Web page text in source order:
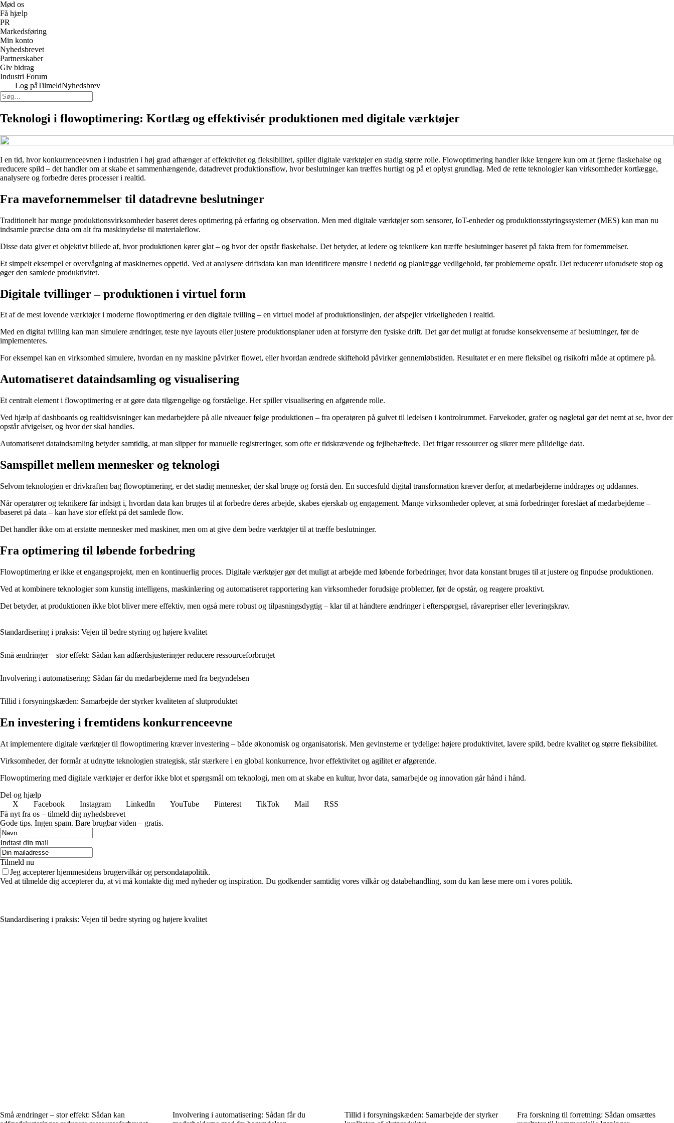
Mød os
Få hjælp
PR
Markedsføring
Min konto
Nyhedsbrevet
Partnerskaber
Giv bidrag
Industri Forum
Log påTilmeldNyhedsbrev
Teknologi i flowoptimering: Kortlæg og effektivisér produktionen med digitale værktøjer
I en tid, hvor konkurrenceevnen i industrien i høj grad afhænger af effektivitet og fleksibilitet, spiller digitale værktøjer en stadig større rolle. Flowoptimering handler ikke længere kun om at fjerne flaskehalse og
reducere spild – det handler om at skabe et sammenhængende, datadrevet produktionsflow, hvor beslutninger kan træffes hurtigt og på et oplyst grundlag. Med de rette teknologier kan virksomheder kortlægge,
analysere og forbedre deres processer i realtid.
Fra mavefornemmelser til datadrevne beslutninger
Traditionelt har mange produktionsvirksomheder baseret deres optimering på erfaring og observation. Men med digitale værktøjer som sensorer, IoT-enheder og produktionsstyringssystemer (MES) kan man nu
indsamle præcise data om alt fra maskinydelse til materialeflow.
Disse data giver et objektivt billede af, hvor produktionen kører glat – og hvor der opstår flaskehalse. Det betyder, at ledere og teknikere kan træffe beslutninger baseret på fakta frem for fornemmelser.
Et simpelt eksempel er overvågning af maskinernes oppetid. Ved at analysere driftsdata kan man identificere mønstre i nedetid og planlægge vedligehold, før problemerne opstår. Det reducerer uforudsete stop og
øger den samlede produktivitet.
Digitale tvillinger – produktionen i virtuel form
Et af de mest lovende værktøjer i moderne flowoptimering er den digitale tvilling – en virtuel model af produktionslinjen, der afspejler virkeligheden i realtid.
Med en digital tvilling kan man simulere ændringer, teste nye layouts eller justere produktionsplaner uden at forstyrre den fysiske drift. Det gør det muligt at forudse konsekvenserne af beslutninger, før de
implementeres.
For eksempel kan en virksomhed simulere, hvordan en ny maskine påvirker flowet, eller hvordan ændrede skiftehold påvirker gennemløbstiden. Resultatet er en mere fleksibel og risikofri måde at optimere på.
Automatiseret dataindsamling og visualisering
Et centralt element i flowoptimering er at gøre data tilgængelige og forståelige. Her spiller visualisering en afgørende rolle.
Ved hjælp af dashboards og realtidsvisninger kan medarbejdere på alle niveauer følge produktionen – fra operatøren på gulvet til ledelsen i kontrolrummet. Farvekoder, grafer og nøgletal gør det nemt at se, hvor der
opstår afvigelser, og hvor der skal handles.
Automatiseret dataindsamling betyder samtidig, at man slipper for manuelle registreringer, som ofte er tidskrævende og fejlbehæftede. Det frigør ressourcer og sikrer mere pålidelige data.
Samspillet mellem mennesker og teknologi
Selvom teknologien er drivkraften bag flowoptimering, er det stadig mennesker, der skal bruge og forstå den. En succesfuld digital transformation kræver derfor, at medarbejderne inddrages og uddannes.
Når operatører og teknikere får indsigt i, hvordan data kan bruges til at forbedre deres arbejde, skabes ejerskab og engagement. Mange virksomheder oplever, at små forbedringer foreslået af medarbejderne –
baseret på data – kan have stor effekt på det samlede flow.
Det handler ikke om at erstatte mennesker med maskiner, men om at give dem bedre værktøjer til at træffe beslutninger.
Fra optimering til løbende forbedring
Flowoptimering er ikke et engangsprojekt, men en kontinuerlig proces. Digitale værktøjer gør det muligt at arbejde med løbende forbedringer, hvor data konstant bruges til at justere og finpudse produktionen.
Ved at kombinere teknologier som kunstig intelligens, maskinlæring og automatiseret rapportering kan virksomheder forudsige problemer, før de opstår, og reagere proaktivt.
Det betyder, at produktionen ikke blot bliver mere effektiv, men også mere robust og tilpasningsdygtig – klar til at håndtere ændringer i efterspørgsel, råvarepriser eller leveringskrav.
Standardisering i praksis: Vejen til bedre styring og højere kvalitet
Små ændringer – stor effekt: Sådan kan adfærdsjusteringer reducere ressourceforbruget
Involvering i automatisering: Sådan får du medarbejderne med fra begyndelsen
Tillid i forsyningskæden: Samarbejde der styrker kvaliteten af slutproduktet
En investering i fremtidens konkurrenceevne
At implementere digitale værktøjer til flowoptimering kræver investering – både økonomisk og organisatorisk. Men gevinsterne er tydelige: højere produktivitet, lavere spild, bedre kvalitet og større fleksibilitet.
Virksomheder, der formår at udnytte teknologien strategisk, står stærkere i en global konkurrence, hvor effektivitet og agilitet er afgørende.
Flowoptimering med digitale værktøjer er derfor ikke blot et spørgsmål om teknologi, men om at skabe en kultur, hvor data, samarbejde og innovation går hånd i hånd.
Del og hjælp
X
Facebook Instagram LinkedIn YouTube Pinterest TikTok Mail
RSS
Få nyt fra os – tilmeld dig nyhedsbrevet
Gode tips. Ingen spam. Bare brugbar viden – gratis.
Indtast din mail
Tilmeld nu
Jeg accepterer hjemmesidens brugervilkår og persondatapolitik.
Ved at tilmelde dig accepterer du, at vi må kontakte dig med nyheder og inspiration. Du godkender samtidig vores vilkår og databehandling, som du kan læse mere om i vores politik.
Standardisering i praksis: Vejen til bedre styring og højere kvalitet
Små ændringer – stor effekt: Sådan kan
Involvering i automatisering: Sådan får du
Tillid i forsyningskæden: Samarbejde der styrker
Fra forskning til forretning: Sådan omsættes